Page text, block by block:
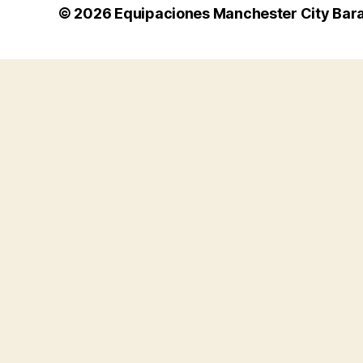
© 2026 Equipaciones Manchester City